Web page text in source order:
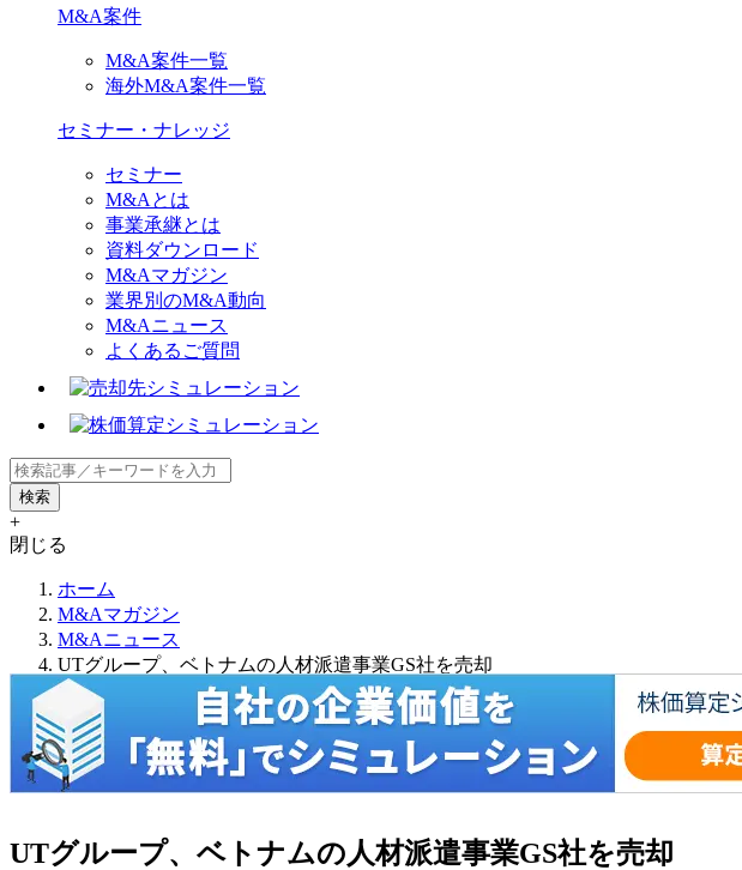
M&A案件
M&A案件一覧
海外M&A案件一覧
セミナー・ナレッジ
セミナー
M&Aとは
事業承継とは
資料ダウンロード
M&Aマガジン
業界別のM&A動向
M&Aニュース
よくあるご質問
+
閉じる
ホーム
M&Aマガジン
M&Aニュース
UTグループ、ベトナムの人材派遣事業GS社を売却
UTグループ、ベトナムの人材派遣事業GS社を売却